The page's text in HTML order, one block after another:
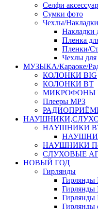
Селфи
Сумки фото
Чехлы/
Накладки
Пленка
Пленки/
Чехлы
МУЗЫКА/Караоке/
КОЛОНКИ BIG
КОЛОНКИ BT
МИКРОФОНЫ
Плееры MP3
НАУШНИКИ
НАУШНИКИ
СЛУХОВЫЕ
НОВЫЙ ГОД
Гирлянды
Гирлянды
Гирлянды